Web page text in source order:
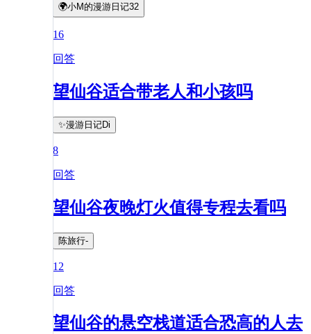
🌍小M的漫游日记32
16
回答
望仙谷适合带老人和小孩吗
✨漫游日记Di
8
回答
望仙谷夜晚灯火值得专程去看吗
陈旅行-
12
回答
望仙谷的悬空栈道适合恐高的人去